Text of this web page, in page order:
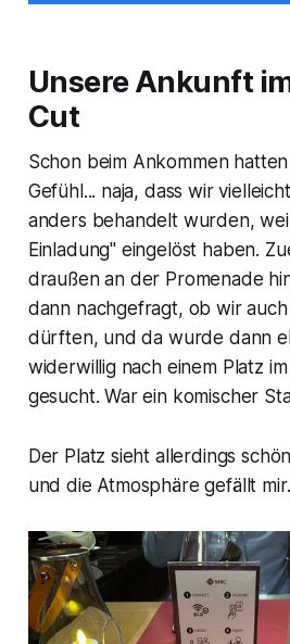
Unsere Ankunft
Cut
Schon beim Ankommen
Gefühl... naja, dass wir
anders behandelt wurden,
Einladung" eingelöst haben.
draußen an der Promenade
dann nachgefragt, ob wir
dürften, und da wurde dann
widerwillig nach einem Platz
gesucht. War ein komischer
Der Platz sieht allerdings
und die Atmosphäre gefällt mir.